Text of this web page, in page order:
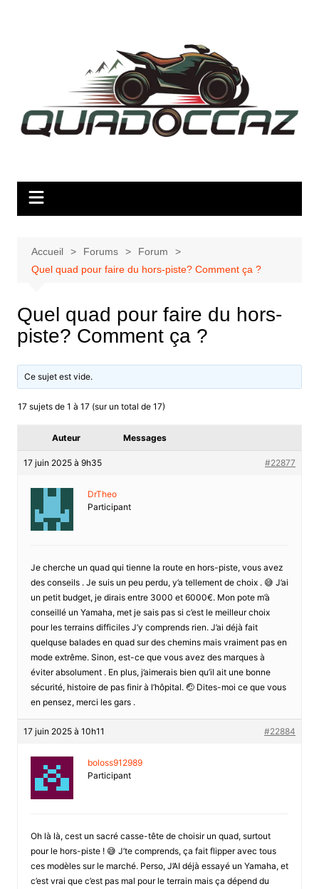
Accueil Forums
Forum
Quel quad pour faire du hors-piste? Comment ça ?
Quel quad pour faire du hors-
piste? Comment ça ?
Ce sujet est vide.
17 sujets de 1 à 17 (sur un total de 17)
Auteur Messages
17 juin 2025 à 9h35 #22877
DrTheo
Participant
Je cherche un quad qui tienne la route en hors-piste, vous avez
des conseils . Je suis un peu perdu, y’a tellement de choix . 😅 J’ai
un petit budget, je dirais entre 3000 et 6000€. Mon pote m’à
conseillé un Yamaha, met je sais pas si c’est le meilleur choix
pour les terrains difficiles J’y comprends rien. J’ai déjà fait
quelquse balades en quad sur des chemins mais vraiment pas en
mode extrême. Sinon, est-ce que vous avez des marques à
éviter absolument . En plus, j’aimerais bien qu’il ait une bonne
sécurité, histoire de pas finir à l’hôpital. 🤕 Dites-moi ce que vous
en pensez, merci les gars .
17 juin 2025 à 10h11 #22884
boloss912989
Participant
Oh là là, cest un sacré casse-tête de choisir un quad, surtout
pour le hors-piste ! 😅 J’te comprends, ça fait flipper avec tous
ces modèles sur le marché. Perso, J’AI déjà essayé un Yamaha, et
c’est vrai que c’est pas mal pour le terrain mais ça dépend du